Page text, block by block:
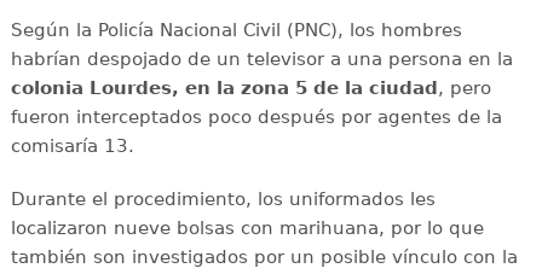
Según la Policía Nacional Civil (PNC), los hombres
habrían despojado de un televisor a una persona en la
colonia Lourdes, en la zona 5 de la ciudad, pero
fueron interceptados poco después por agentes de la
comisaría 13.
Durante el procedimiento, los uniformados les
localizaron nueve bolsas con marihuana, por lo que
también son investigados por un posible vínculo con la